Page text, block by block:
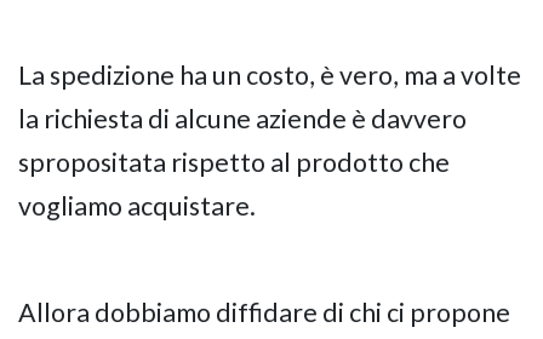
La spedizione ha un costo, è vero, ma a volte
la richiesta di alcune aziende è davvero
spropositata rispetto al prodotto che
vogliamo acquistare.
Allora dobbiamo diffidare di chi ci propone